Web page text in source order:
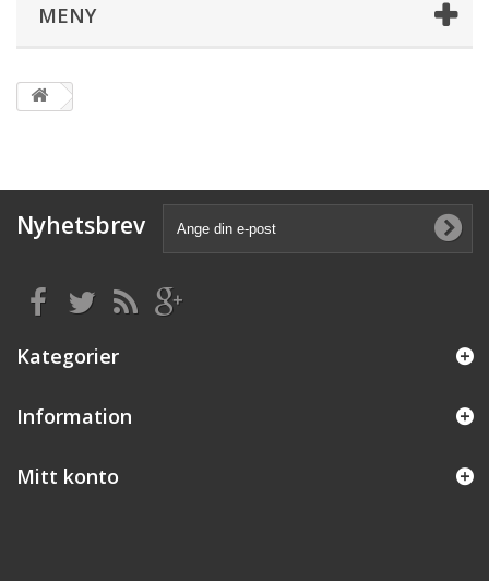
MENY
Nyhetsbrev
Kategorier
Information
Mitt konto